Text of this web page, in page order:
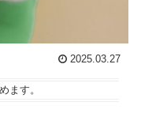
2025.03.27
ます。